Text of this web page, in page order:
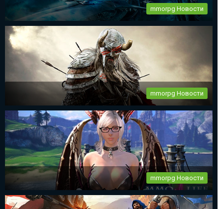
mmorpg Новости
World of Warcraft 11 день рождения
Все фанаты mmorpg World of Warcraft празднуют 11-ый день
рождения...
mmorpg Новости
The Elder Scrolls Online новый патч 2.2.6
...
mmorpg Новости
mmorpg Tera Online глобальное обновление